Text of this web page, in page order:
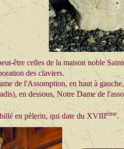
être celles de la maison noble
des claviers.
de l'Assomption, en haut à
en dessous, Notre Dame de
en pèlerin, qui date du XVIIIème.